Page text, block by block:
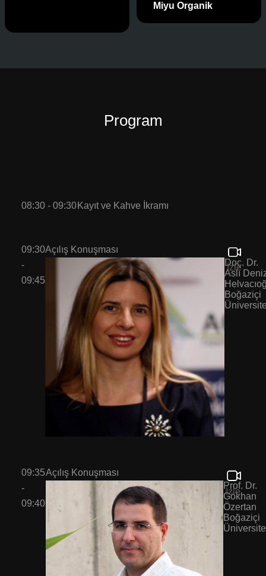
Miyu Organik
Program
08:30 - 09:30Kayıt ve Kahve İkramı
09:30
-
09:45
Açılış Konuşması
Doç. Dr.
Aslı
Boğaziçi
İzle
09:35
-
09:40
Açılış Konuşması
Prof. Dr.
Gökhan
Özertan
Boğaziçi
İzle